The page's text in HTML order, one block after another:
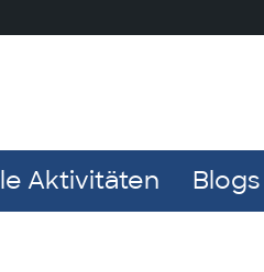
Aktivitäten Blogs